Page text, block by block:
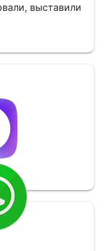
выставили
коду. На
но песок